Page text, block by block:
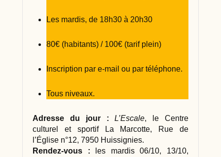
Les mardis, de 18h30 à 20h30
80€ (habitants) / 100€ (tarif plein)
Inscription par e-mail ou par téléphone.
Tous niveaux.
Adresse du jour : L’Escale, le Centre
culturel et sportif La Marcotte, Rue de
l’Église n°12, 7950 Huissignies.
Rendez-vous :
les mardis 06/10, 13/10,